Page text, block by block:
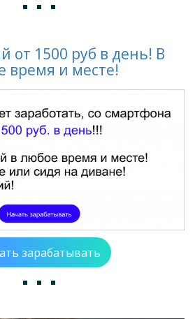
от 1500 руб в день! В
время и месте!
зарабатывать